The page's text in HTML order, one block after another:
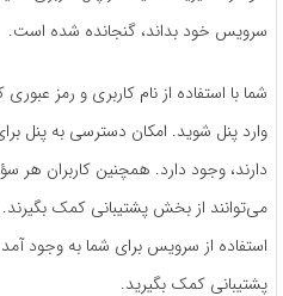
سرویس خود بداند، گنجانده شده است.
شما با استفاده از نام کاربری و رمز
وارد پنل شوید. امکان دسترسی به پنل
دارند، وجود دارد. همچنین کاربران هر
می‌توانند از بخش پشتیبانی کمک
استفاده از سرویس برای شما به وجود آمد
پشتیبانی کمک بگیرید.